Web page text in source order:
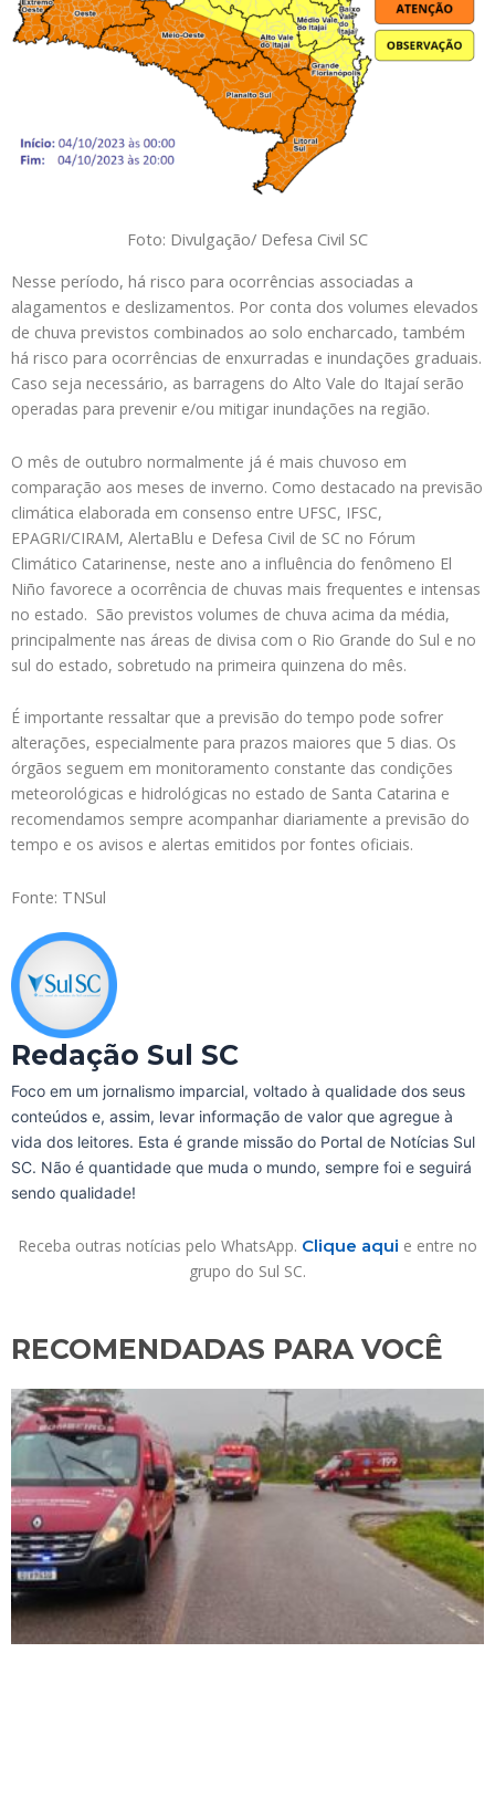
Foto: Divulgação/ Defesa Civil SC
Nesse período, há risco para ocorrências associadas a
alagamentos e deslizamentos. Por conta dos volumes elevados
de chuva previstos combinados ao solo encharcado, também
há risco para ocorrências de enxurradas e inundações graduais.
Caso seja necessário, as barragens do Alto Vale do Itajaí serão
operadas para prevenir e/ou mitigar inundações na região.
O mês de outubro normalmente já é mais chuvoso em
comparação aos meses de inverno. Como destacado na previsão
climática elaborada em consenso entre UFSC, IFSC,
EPAGRI/CIRAM, AlertaBlu e Defesa Civil de SC no Fórum
Climático Catarinense, neste ano a influência do fenômeno El
Niño favorece a ocorrência de chuvas mais frequentes e intensas
no estado. São previstos volumes de chuva acima da média,
principalmente nas áreas de divisa com o Rio Grande do Sul e no
sul do estado, sobretudo na primeira quinzena do mês.
É importante ressaltar que a previsão do tempo pode sofrer
alterações, especialmente para prazos maiores que 5 dias. Os
órgãos seguem em monitoramento constante das condições
meteorológicas e hidrológicas no estado de Santa Catarina e
recomendamos sempre acompanhar diariamente a previsão do
tempo e os avisos e alertas emitidos por fontes oficiais.
Fonte: TNSul
Redação Sul SC
Foco em um jornalismo imparcial, voltado à qualidade dos seus
conteúdos e, assim, levar informação de valor que agregue à
vida dos leitores. Esta é grande missão do Portal de Notícias Sul
SC. Não é quantidade que muda o mundo, sempre foi e seguirá
sendo qualidade!
Receba outras notícias pelo WhatsApp. Clique aqui e entre no
grupo do Sul SC.
RECOMENDADAS PARA VOCÊ​